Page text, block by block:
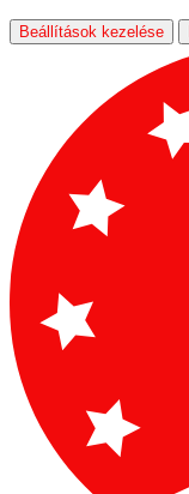
Beállítások kezelése